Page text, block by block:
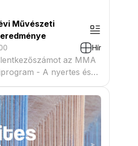
Művészeti
Hír
az MMA
- A nyertes és
névsora megtekinthető